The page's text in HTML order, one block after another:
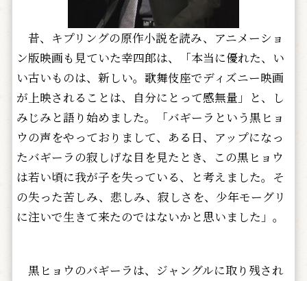
昔、キプリングの原作小説を読み、アニメーショ
ン版映画も見ていた幸四郎は、「本当に優れた、い
い古いものは、新しい。歌舞伎座でディズニー映画
が上映されることは、自分にとって感無量」と、し
みじみと語り始めました。「バギーラという黒ヒョ
ウの声をやっておりまして、ある日、アップになっ
たバギーラの寂しげな目を見たとき、この黒ヒョウ
は若い頃に我が子を失っている、と考えました。そ
の失った苦しみ、悲しみ、寂しさを、少年モーグリ
に注いで生きて来たのではないかと思いました」。
黒ヒョウのバギーラは、ジャングルに取り残され